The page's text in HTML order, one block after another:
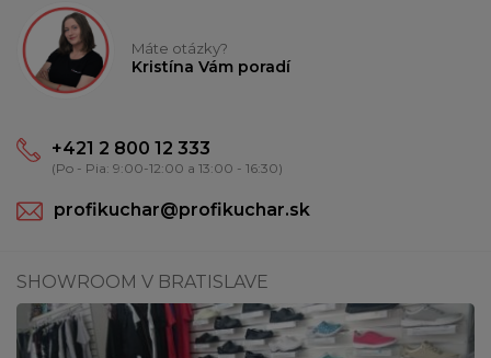
Máte otázky?
Kristína Vám poradí
+421 2 800 12 333
(Po - Pia: 9:00-12:00 a 13:00 - 16:30)
profikuchar@profikuchar.sk
SHOWROOM V BRATISLAVE